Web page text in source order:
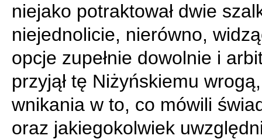
niejako potraktował dwie
niejednolicie, nierówno,
opcje zupełnie dowolnie i
przyjął tę Niżyńskiemu
wnikania w to, co mówili
oraz jakiegokolwiek